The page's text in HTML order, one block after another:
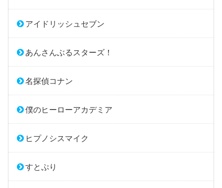
アイドリッシュセブン
あんさんぶるスターズ！
名探偵コナン
僕のヒーローアカデミア
ヒプノシスマイク
すとぷり